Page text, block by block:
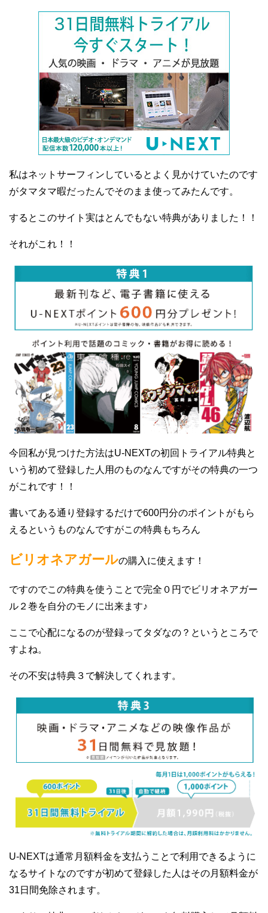
私はネットサーフィンしているとよく見かけていたのです
がタマタマ暇だったんでそのまま使ってみたんです。
するとこのサイト実はとんでもない特典がありました！！
それがこれ！！
今回私が見つけた方法はU-NEXTの初回トライアル特典と
いう初めて登録した人用のものなんですがその特典の一つ
がこれです！！
書いてある通り登録するだけで600円分のポイントがもら
えるというものなんですがこの特典もちろん
ビリオネアガールの購入に使えます！
ですのでこの特典を使うことで完全０円でビリオネアガー
ル２巻を自分のモノに出来ます♪
ここで心配になるのが登録ってタダなの？というところで
すよね。
その不安は特典３で解決してくれます。
U-NEXTは通常月額料金を支払うことで利用できるように
なるサイトなのですが初めて登録した人はその月額料金が
31日間免除されます。